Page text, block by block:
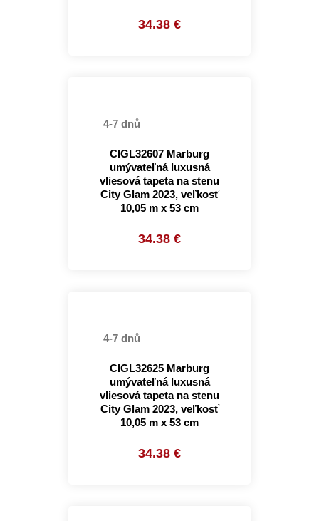
34.38 €
4-7 dnů
CIGL32607 Marburg
umývateľná luxusná
vliesová tapeta na stenu
City Glam 2023, veľkosť
10,05 m x 53 cm
34.38 €
4-7 dnů
CIGL32625 Marburg
umývateľná luxusná
vliesová tapeta na stenu
City Glam 2023, veľkosť
10,05 m x 53 cm
34.38 €